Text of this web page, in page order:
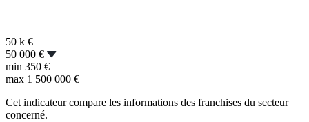
50 k €
50 000 €
min 350 €
max 1 500 000 €
Cet indicateur compare les informations des franchises du secteur
concerné.